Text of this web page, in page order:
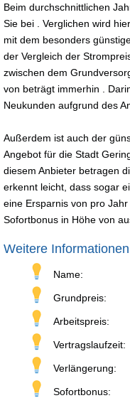
Beim durchschnittlichen
Sie bei . Verglichen wird
mit dem besonders
der Vergleich der
zwischen dem
von beträgt immerhin .
Neukunden aufgrund des
Außerdem ist auch der
Angebot für die Stadt
diesem Anbieter betragen
erkennt leicht, dass sogar
eine Ersparnis von pro
Sofortbonus in Höhe von
Weitere
Name:
Grundpreis:
Arbeitspreis:
Vertragslaufzeit:
Verlängerung:
Sofortbonus: